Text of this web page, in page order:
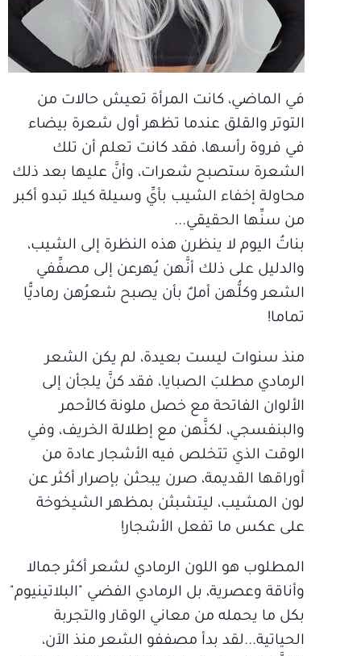
في الماضي، كانت المرأة تعيش حالات من
التوتر والقلق عندما تظهر أول شعرة بيضاء
في فروة رأسها، فقد كانت تعلم أن تلك
الشعرة ستصبح شعرات، وأنَّ عليها بعد ذلك
محاولة إخفاء الشيب بأيِّ وسيلة كيلا تبدو أكبر
من سنِّها الحقيقي...
بناتُ اليوم لا ينظرن هذه النظرة إلى الشيب،
والدليل على ذلك أنَّهن يُهرعن إلى مصفِّفي
الشعر وكلُّهن أملٌ بأن يصبح شعرُهن رماديًّا
تماما!
منذ سنوات ليست بعيدة، لم يكن الشعر
الرمادي مطلبَ الصبايا، فقد كنَّ يلجأن إلى
الألوان الفاتحة مع خصل ملونة كالأحمر
والبنفسجي، لكنَّهن مع إطلالة الخريف، وفي
الوقت الذي تتخلص فيه الأشجار عادة من
أوراقها القديمة، صرن يبحثن بإصرار أكثر عن
لون المشيب، ليتشبثن بمظهر الشيخوخة
على عكس ما تفعل الأشجار!
المطلوب هو اللون الرمادي لشعر أكثر جمالا
وأناقة وعصرية، بل الرمادي الفضي "البلاتينيوم"
بكل ما يحمله من معاني الوقار والتجربة
الحياتية...لقد بدأ مصففو الشعر منذ الآن،